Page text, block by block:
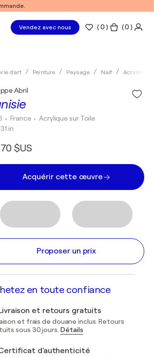
Vendez avec nous (0 ) ( 0 )
d'art Peinture Paysage Naïf Acrylique
Abril
• France •Acrylique sur Toile
in
$US
Acquérir cette œuvre
Proposer un prix
en toute confiance
et retours gratuits
et frais de douane inclus. Retours
sous 30 jours. Détails
d'authenticité